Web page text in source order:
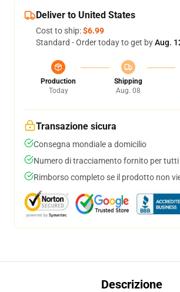
Deliver to United States
Cost to ship:$6.99
Standard - Order today to get byAug.
Production
Today
Shipping
Aug. 08
Transazione sicura
Consegna mondiale a domicilio
Numero di tracciamento fornito per tutti
Rimborso completo se il prodotto non
Descrizione